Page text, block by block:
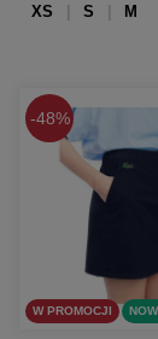
XS S M
48%
W PROMOCJI